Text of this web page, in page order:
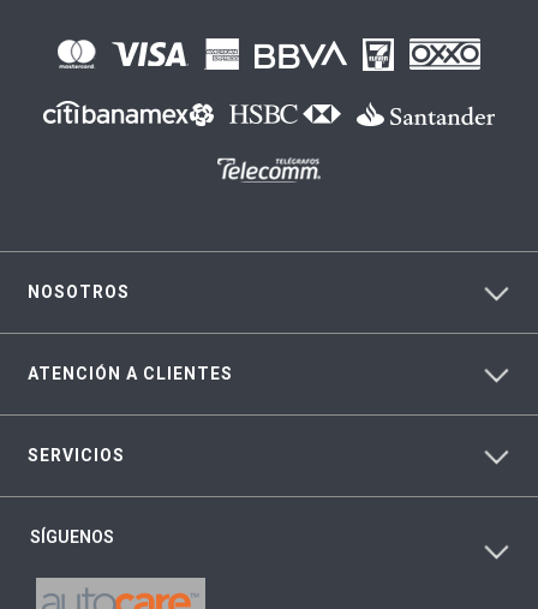
NOSOTROS
ATENCIÓN A CLIENTES
SERVICIOS
SÍGUENOS